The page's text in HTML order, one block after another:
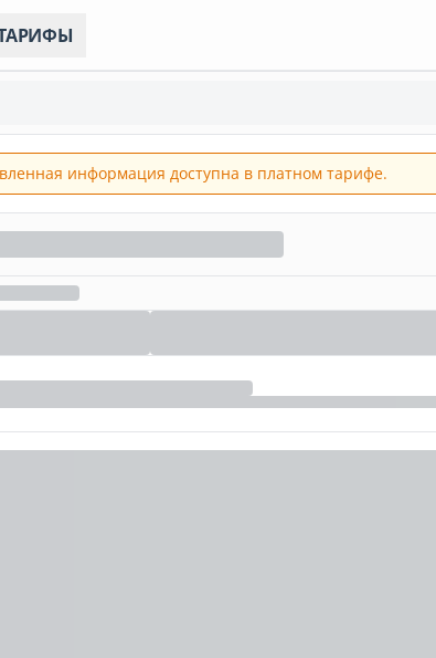
информация доступна в платном тарифе.